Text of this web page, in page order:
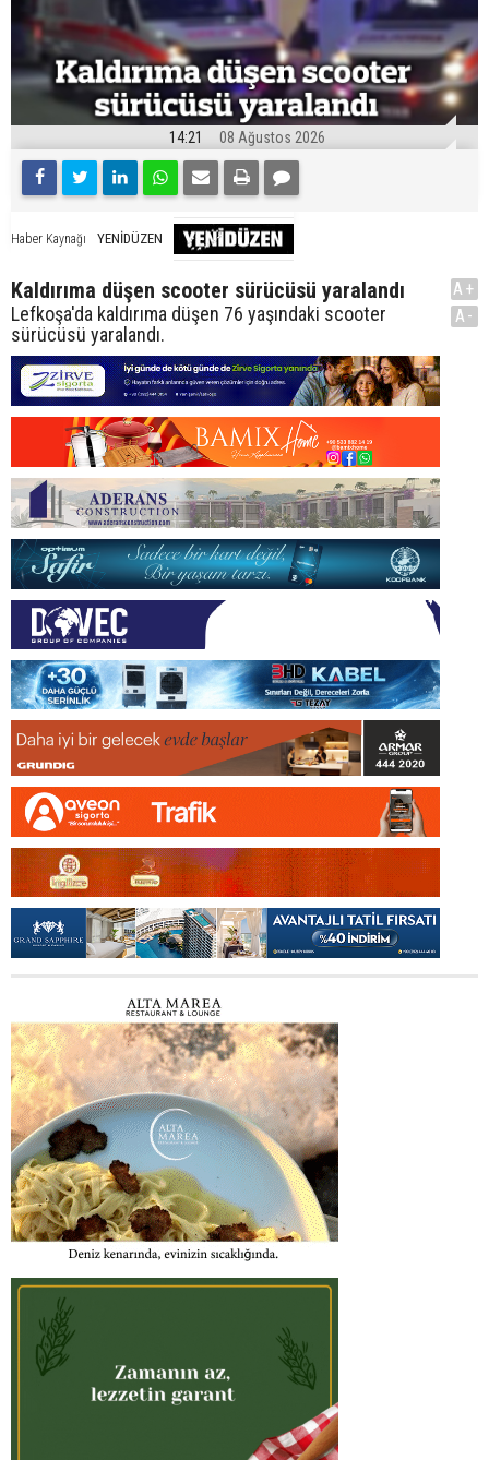
14:21 08 Ağustos 2026
Haber Kaynağı YENİDÜZEN
Kaldırıma düşen scooter sürücüsü yaralandı
Lefkoşa'da kaldırıma düşen 76 yaşındaki scooter
sürücüsü yaralandı.
A+
A-